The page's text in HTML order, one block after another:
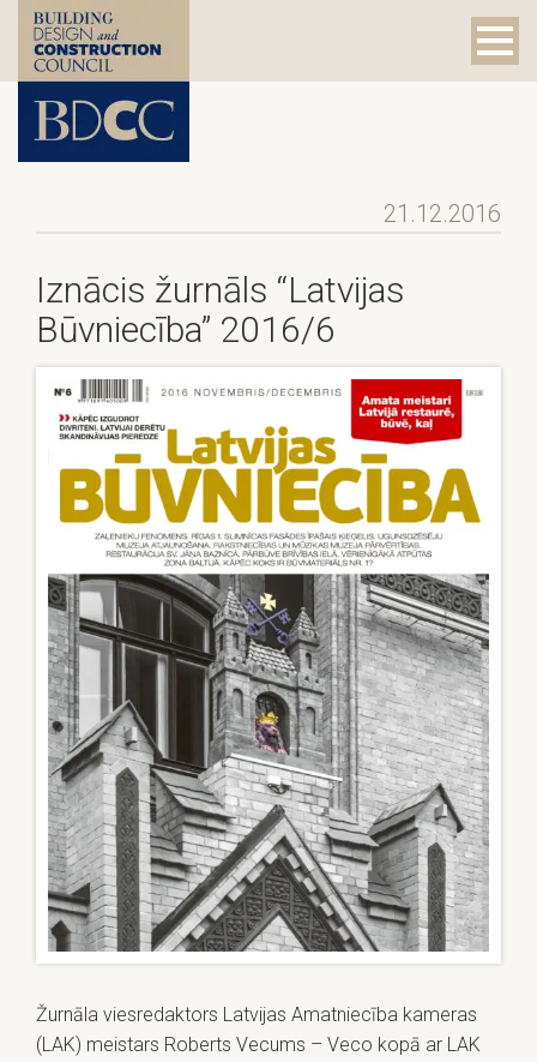
21.12.2016
Iznācis žurnāls “Latvijas
Būvniecība” 2016/6
Žurnāla viesredaktors Latvijas Amatniecība kameras
(LAK) meistars Roberts Vecums – Veco kopā ar LAK